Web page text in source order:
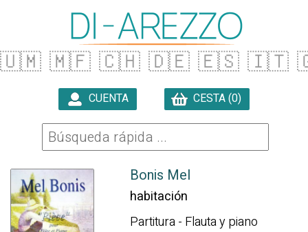
🇺🇲 🇲🇫 🇨🇭 🇩🇪 🇪🇸 🇮🇹
CUENTA CESTA (0)
Bonis Mel
habitación
Partitura - Flauta y piano